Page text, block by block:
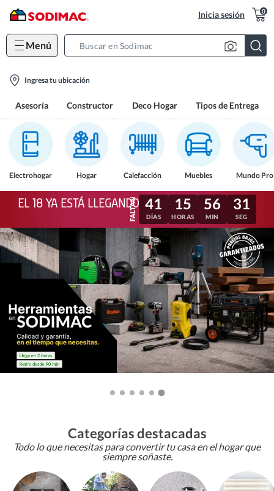
Inicia sesión 0
Menú
location-
Ingresa tu ubicación
Asesoría Constructor Deco Hogar Tipos de Entrega
Electrohogar Hogar Calefacción Muebles Mundo Pro
EL 18 YA ESTÁ LLEGANDO 41
DÍAS
15
HORAS
56
MIN
29
SEG
Categorías destacadas
Todo lo que necesitas para convertir tu casa en el hogar que
siempre soñaste.